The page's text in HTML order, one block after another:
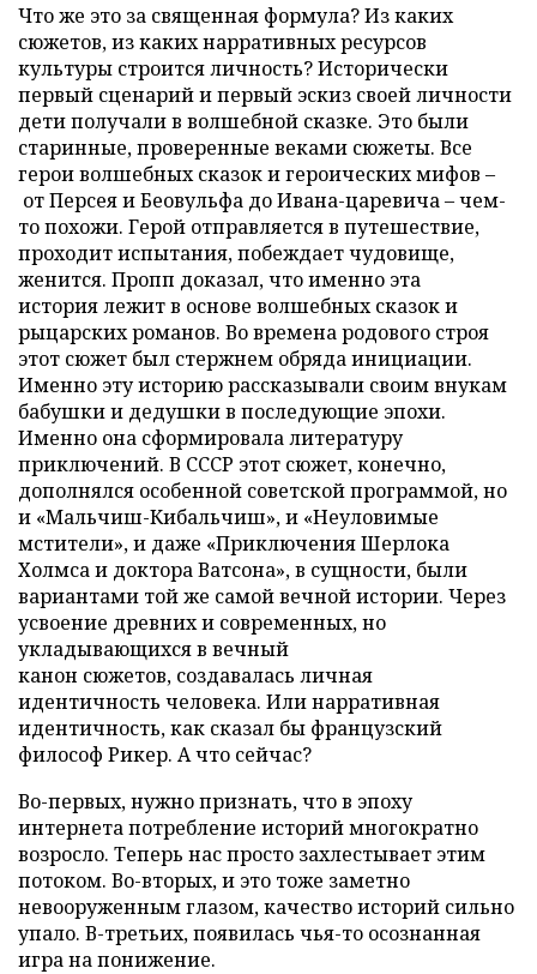
Что же это за священная формула? Из каких
сюжетов, из каких нарративных ресурсов
культуры строится личность? Исторически
первый сценарий и первый эскиз своей личности
дети получали в волшебной сказке. Это были
старинные, проверенные веками сюжеты. Все
герои волшебных сказок и героических мифов –
от Персея и Беовульфа до Ивана-царевича – чем-
то похожи. Герой отправляется в путешествие,
проходит испытания, побеждает чудовище,
женится. Пропп доказал, что именно эта
история лежит в основе волшебных сказок и
рыцарских романов. Во времена родового строя
этот сюжет был стержнем обряда инициации.
Именно эту историю рассказывали своим внукам
бабушки и дедушки в последующие эпохи.
Именно она сформировала литературу
приключений. В СССР этот сюжет, конечно,
дополнялся особенной советской программой, но
и «Мальчиш-Кибальчиш», и «Неуловимые
мстители», и даже «Приключения Шерлока
Холмса и доктора Ватсона», в сущности, были
вариантами той же самой вечной истории. Через
усвоение древних и современных, но
укладывающихся в вечный
канон сюжетов, создавалась личная
идентичность человека. Или нарративная
идентичность, как сказал бы французский
философ Рикер. А что сейчас?
Во-первых, нужно признать, что в эпоху
интернета потребление историй многократно
возросло. Теперь нас просто захлестывает этим
потоком. Во-вторых, и это тоже заметно
невооруженным глазом, качество историй сильно
упало. В-третьих, появилась чья-то осознанная
игра на понижение.